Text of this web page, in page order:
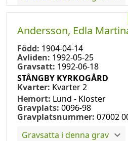
Andersson, Edla
Född: 1904-04-14
Avliden: 1992-05-25
Gravsatt: 1992-06-18
STÅNGBY KYRKOGÅRD
Kvarter: Kvarter 2
Hemort: Lund - Kloster
Gravplats: 0096-98
Gravplatsnummer: 07002
Gravsatta i denna grav